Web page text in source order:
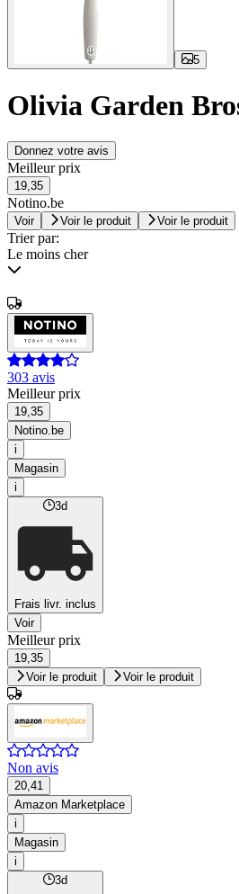
5
Olivia Garden
Donnez votre avis
Meilleur prix
19,35
Notino.be
Voir Voir le produit Voir le produit
Trier par:
Le moins cher
303 avis
Meilleur prix
19,35
Notino.be
i
Magasin
i
3d
Frais livr. inclus
Voir
Meilleur prix
19,35
Voir le produit
Voir le produit
Non avis
20,41
Amazon Marketplace
i
Magasin
i
3d